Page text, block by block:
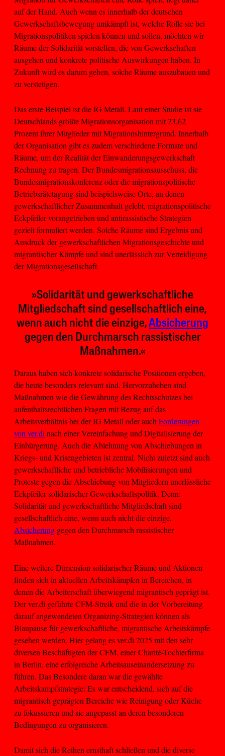
auf der Hand. Auch wenn es innerhalb der deutschen
Gewerkschaftsbewegung umkämpft ist, welche Rolle sie bei
Migrationspolitiken spielen können und sollen, möchten wir
Räume der Solidarität vorstellen, die von Gewerkschaften
ausgehen und konkrete politische Auswirkungen haben. In
Zukunft wird es darum gehen, solche Räume auszubauen und
zu verstetigen.
Das erste Beispiel ist die IG Metall. Laut einer Studie ist sie
Deutschlands größte Migrationsorganisation mit 23,62
Prozent ihrer Mitglieder mit Migrationshintergrund. Innerhalb
der Organisation gibt es zudem verschiedene Formate und
Räume, um der Realität der Einwanderungsgewerkschaft
Rechnung zu tragen. Der Bundesmigrationsausschuss, die
Bundesmigrationskonferenz oder die migrationspolitische
Betriebsrätetagung sind beispielsweise Orte, an denen
gewerkschaftlicher Zusammenhalt gelebt, migrationspolitische
Eckpfeiler vorangetrieben und antirassistische Strategien
gezielt formuliert werden. Solche Räume sind Ergebnis und
Ausdruck der gewerkschaftlichen Migrationsgeschichte und
migrantischer Kämpfe und sind unerlässlich zur Verteidigung
der Migrationsgesellschaft.
»Solidarität und gewerkschaftliche
Mitgliedschaft sind gesellschaftlich eine,
wenn auch nicht die einzige,Absicherung
gegen den Durchmarsch rassistischer
Maßnahmen.«
Daraus haben sich konkrete solidarische Positionen ergeben,
die heute besonders relevant sind. Hervorzuheben sind
Maßnahmen wie die Gewährung des Rechtsschutzes bei
aufenthaltsrechtlichen Fragen mit Bezug auf das
Arbeitsverhältnis bei der IG Metall oder auchForderungen
von ver.dinach einer Vereinfachung und Digitalisierung der
Einbürgerung. Auch die Ablehnung von Abschiebungen in
Kriegs- und Krisengebieten ist zentral. Nicht zuletzt sind auch
gewerkschaftliche und betriebliche Mobilisierungen und
Proteste gegen die Abschiebung von Mitgliedern unerlässliche
Eckpfeiler solidarischer Gewerkschaftspolitik. Denn:
Solidarität und gewerkschaftliche Mitgliedschaft sind
gesellschaftlich eine, wenn auch nicht die einzige,
Absicherung gegen den Durchmarsch rassistischer
Maßnahmen.
Eine weitere Dimension solidarischer Räume und Aktionen
finden sich in aktuellen Arbeitskämpfen in Bereichen, in
denen die Arbeiterschaft überwiegend migrantisch geprägt ist.
Der ver.di geführte CFM-Streik und die in der Vorbereitung
darauf angewendeten Organizing-Strategien können als
Blaupause für gewerkschaftliche, migrantische Arbeitskämpfe
gesehen werden. Hier gelang es ver.di 2025 mit den sehr
diversen Beschäftigten der CFM, einer Charité-Tochterfirma
in Berlin, eine erfolgreiche Arbeitsauseinandersetzung zu
führen. Das Besondere daran war die gewählte
Arbeitskampfstrategie: Es war entscheidend, sich auf die
migrantisch geprägten Bereiche wie Reinigung oder Küche
zu fokussieren und sie angepasst an deren besonderen
Bedingungen zu organisieren.
Damit sich die Reihen ernsthaft schließen und die diverse